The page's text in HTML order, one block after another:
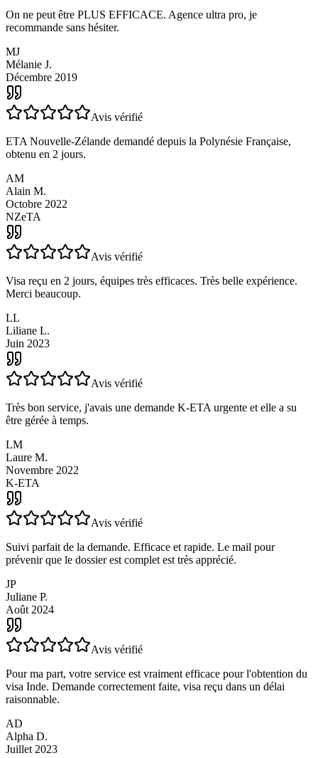
Avis vérifié
On ne peut être PLUS EFFICACE. Agence ultra pro, je
recommande sans hésiter.
MJ
Mélanie J.
Décembre 2019
ETA Nouvelle-Zélande demandé depuis la Polynésie Française,
obtenu en 2 jours.
AM
Alain M.
Octobre 2022
NZeTA
Visa reçu en 2 jours, équipes très efficaces. Très belle expérience.
Merci beaucoup.
LL
Liliane L.
Juin 2023
Très bon service, j'avais une demande K-ETA urgente et elle a su
être gérée à temps.
LM
Laure M.
Novembre 2022
K-ETA
Avis vérifié
Suivi parfait de la demande. Efficace et rapide. Le mail pour
prévenir que le dossier est complet est très apprécié.
JP
Juliane P.
Août 2024
Avis vérifié
visa Inde. Demande correctement faite, visa reçu dans un délai
raisonnable.